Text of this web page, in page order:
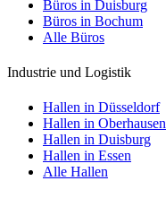
Büros in Duisburg
Büros in Bochum
Alle Büros
Industrie und Logistik
Hallen in Düsseldorf
Hallen in Oberhausen
Hallen in Duisburg
Hallen in Essen
Alle Hallen